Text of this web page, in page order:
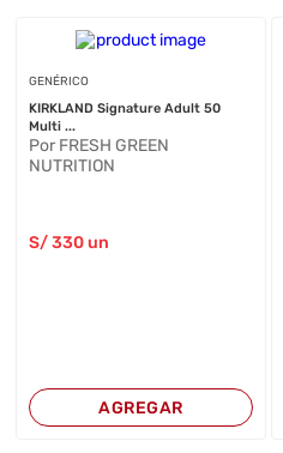
GENÉRICO
KIRKLAND Signature Adult 50
Multi ...
Por FRESH GREEN
NUTRITION
S/330 un
AGREGAR